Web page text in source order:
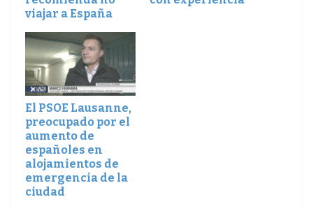
viajar a España
El PSOE Lausanne,
preocupado por el
aumento de
españoles en
alojamientos de
emergencia de la
ciudad